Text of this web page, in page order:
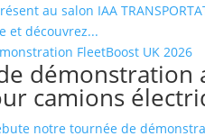
au salon IAA
et découvrez...
démonstration
camions
notre tournée de